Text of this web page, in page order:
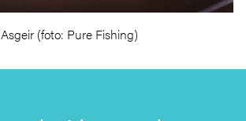
Asgeir (foto: Pure Fishing)